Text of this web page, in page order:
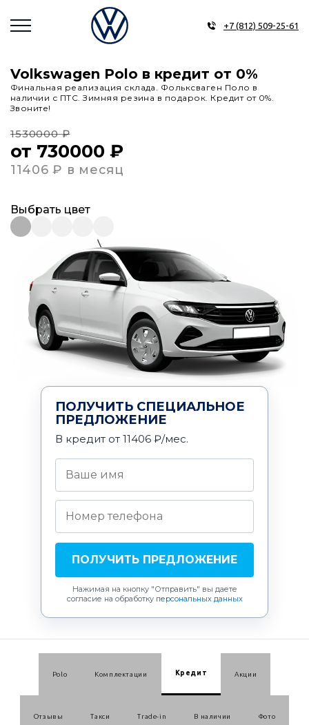
+7 (812) 509-25-61
Volkswagen Polo в кредит от 0%
Финальная реализация склада. Фольксваген Поло в
наличии с ПТС. Зимняя резина в подарок. Кредит от 0%.
Звоните!
1530000 ₽
от 730000 ₽
11406 ₽ в месяц
Выбрать цвет
ПОЛУЧИТЬ СПЕЦИАЛЬНОЕ
ПРЕДЛОЖЕНИЕ
В кредит от 11406 ₽/мес.
ПОЛУЧИТЬ ПРЕДЛОЖЕНИЕ
Нажимая на кнопку "Отправить" вы даете
согласие на обработку персональных данных
Polo Комплектации Кредит Акции
Отзывы Такси Trade-in В наличии Фото